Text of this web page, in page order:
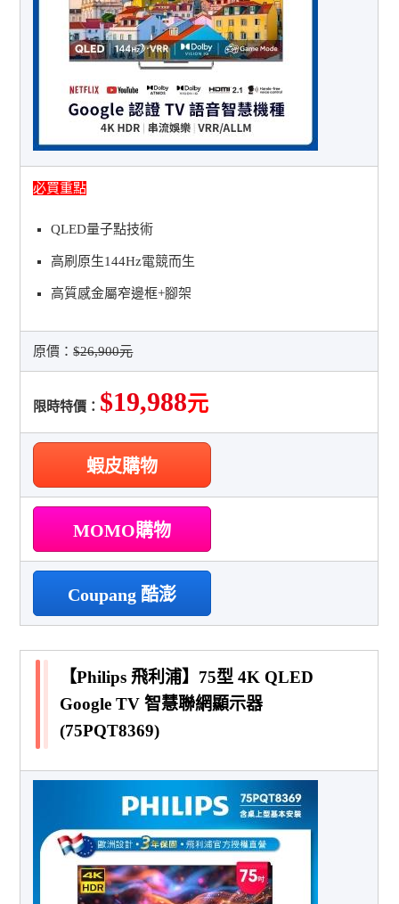
必買重點
QLED量子點技術
高刷原生144Hz電競而生
高質感金屬窄邊框+腳架
原價：$26,900元
限時特價： $19,988元
蝦皮購物
MOMO購物
Coupang 酷澎
【Philips 飛利浦】75型 4K QLED
Google TV 智慧聯網顯示器
(75PQT8369)